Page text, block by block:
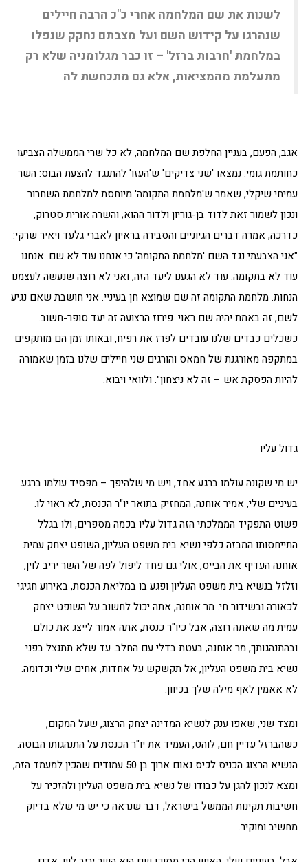
לשנות את שם המלחמה אחרי כ"כ הרבה חיילים
שנהרגו על קידוש השם ועל מצבתם נחקק שנפלו
במלחמת 'חרבות ברזל' – זו כבר מגלומניה שלא רק
מתעלמת מהמציאות, אלא גם מתכחשת לה
אגב, הפעם, בעניין החלפת שם המלחמה, לא כל שרי הממשלה הצביעו
כחותמת גומי. נמצאו 'שני צדיקים' ש'העזו' להתנגד להצעת הבוס: השר
עמיחי שיקלי, שאמר ש'מלחמת התקומה' מיוחסת למלחמת השחרור
ונכון לשמור זאת לדוד בן-גוריון ולדור ההוא; והשרה אורית סטרוק,
כדרכה, אמרה דברים הגיוניים והסבירה בראיון לאברי גלעד ויאיר שרקי:
"אני הצבעתי נגד השם 'מלחמת התקומה' כי אנחנו עוד לא שם. אנחנו
עוד לא בתקומה. עוד לא הגענו ליעד הזה, ואני לא רוצה שנעשה לעצמנו
הנחות. מלחמת התקומה זה שם שמוצא חן בעיניי. אני חושבת שאם נגיע
לשם, זה באמת יהיה שם ראוי. פירוז הרצועה זה יעד סופר-חשוב.
כשכלים כבדים שלנו עובדים לפרז את רפיח, ובאותו זמן הם מותקפים
במתקפה מאורגנת של חמאס והורגים שני חיילים שלנו בזמן שאמורה
להיות הפסקת אש – זה לא ניצחון". ולוואי ויבוא.
גדול עליו
יש מי שקונה עולמו ברגע אחד, ויש מי שלהיפך – מפסיד עולמו ברגע.
בעיניים שלי, אמיר אוחנה, המחזיק בתואר יו"ר הכנסת, לא ראוי לו.
פשוט התפקיד הממלכתי הזה גדול עליו בכמה מספרים, ולו בגלל
התייחסותו המבזה כלפי נשיא בית משפט העליון, השופט יצחק עמית.
אוחנה העדיף את הבייס, אולי גם פחד ליפול לפה של השר יריב לוין,
וזלזל בנשיא בית משפט העליון ופגע בו במליאת הכנסת, באירוע חגיגי
לכאורה ובשידור חי. מר אוחנה, אתה יכול לחשוב על השופט יצחק
עמית מה שאתה רוצה, אבל כיו"ר כנסת, אתה אמור לייצג את כולם.
ובהתנהגותך, מר אוחנה, בעטת בדלי עם החלב. עד שלא תתנצל בפני
נשיא בית משפט העליון, אל תקשקש על אחדות, אחים שלי וכדומה.
לא אאמין לאף מילה שלך בכיוון.
ומצד שני, שאפו ענק לנשיא המדינה יצחק הרצוג, שעל המקום,
כשהברזל עדיין חם, לוהט, העמיד את יו"ר הכנסת על התנהגותו הבוטה.
הנשיא הרצוג הכניס לכיס נאום ארוך בן 50 עמודים שהכין למעמד הזה,
ומצא לנכון להגן על כבודו של נשיא בית משפט העליון ולהזכיר על
חשיבות תקינות הממשל בישראל, דבר שנראה כי יש מי שלא בדיוק
מחשיב ומוקיר.